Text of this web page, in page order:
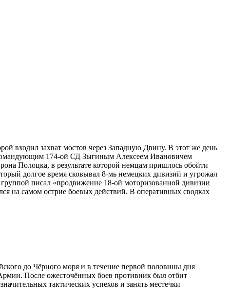
входил захват мостов через Западную Двину. В этот же день
командующим 174-ой СД Зыгиным Алексеем Ивановичем
Полоцка, в результате которой немцам пришлось обойти
долгое время сковывал 8-мь немецких дивизий и угрожал
писал «продвижение 18-ой моторизованной дивизии
на самом острие боевых действий. В оперативных сводках
до Чёрного моря и в течение первой половины дня
После ожесточённых боев противник был отбит
тактических успехов и занять местечки